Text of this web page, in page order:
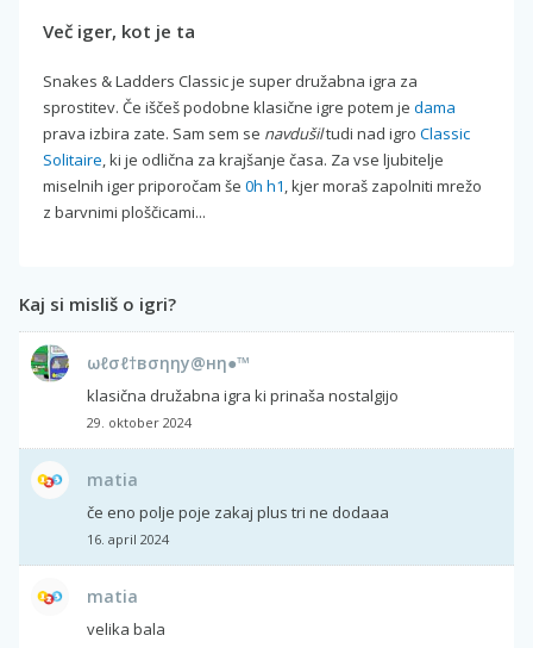
Več iger, kot je ta
Snakes & Ladders Classic je super družabna igra za
sprostitev. Če iščeš podobne klasične igre potem je dama
prava izbira zate. Sam sem se navdušiltudi nad igro Classic
Solitaire , ki je odlična za krajšanje časa. Za vse ljubitelje
miselnih iger priporočam še 0h h1 , kjer moraš zapolniti mrežo
z barvnimi ploščicami...
Kaj si misliš o igri?
ωℓσℓ†вσηηу@нη●™
klasična družabna igra ki prinaša nostalgijo
29. oktober 2024
matia
če eno polje poje zakaj plus tri ne dodaaa
16. april 2024
matia
velika bala